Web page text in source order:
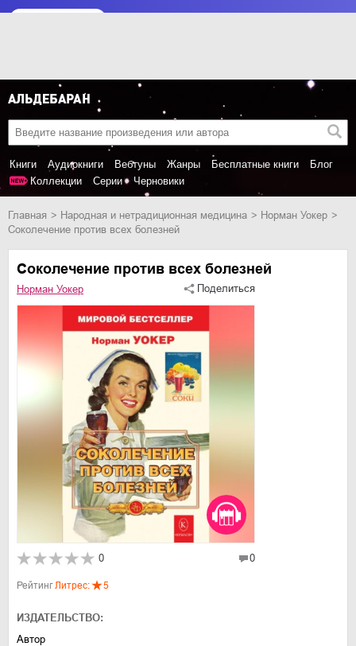
Книги Аудиокниги Вебтуны Жанры Бесплатные книги
Блог
Коллекции
Серии Черновики
Главная народная и нетрадиционная медицина
Норман Уокер
Соколечение против всех болезней
Соколечение против всех болезней
Норман Уокер Поделиться
0 0
РейтингЛитрес: 5
ИЗДАТЕЛЬСТВО:
Автор